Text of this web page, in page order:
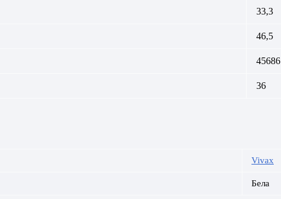
33,3
46,5
45686
36
Vivax
Бела